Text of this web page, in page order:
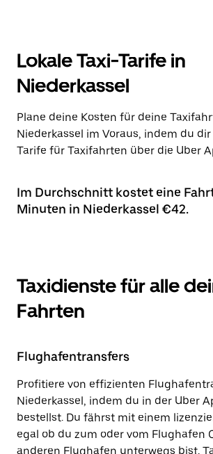
Lokale Taxi-Tarife in
Niederkassel
Plane deine Kosten für deine
Niederkassel im Voraus, indem du
Tarife für Taxifahrten über die Uber
Im Durchschnitt kostet eine
Minuten in Niederkassel €42.
Taxidienste für alle
Fahrten
Flughafentransfers
Profitiere von effizienten
Niederkassel, indem du in der Uber
bestellst. Du fährst mit einem
egal ob du zum oder vom Flughafen
anderen Flughafen unterwegs bist.